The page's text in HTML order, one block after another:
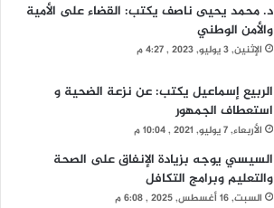
د. محمد يحيى ناصف يكتب: القضاء على الأمية
والأمن الوطني
الإثنين, 3 يوليو, 2023 , 4:27 م
الربيع إسماعيل يكتب: عن نزعة الضحية و
استعطاف الجمهور
الأربعاء, 7 يوليو, 2021 , 10:04 م
السيسي يوجه بزيادة الإنفاق على الصحة
والتعليم وبرامج التكافل
السبت, 16 أغسطس, 2025 , 6:08 م